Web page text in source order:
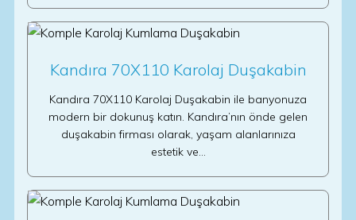
Kandıra 70X110 Karolaj Duşakabin
Kandıra 70X110 Karolaj Duşakabin ile banyonuza
modern bir dokunuş katın. Kandıra’nın önde gelen
duşakabin firması olarak, yaşam alanlarınıza
estetik ve…